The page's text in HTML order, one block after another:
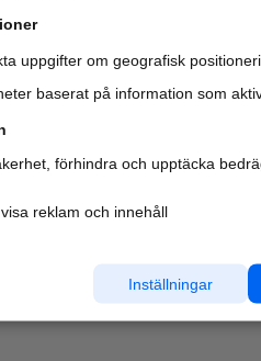
uppgifter om geografisk
baserat på information som
förhindra och upptäcka
reklam och innehåll
Inställningar